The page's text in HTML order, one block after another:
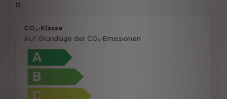
D
CO₂-Klasse
Auf Grundlage der CO₂-Emissionen